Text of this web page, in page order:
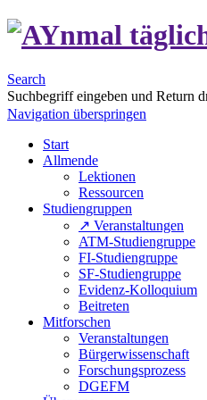
Search
Suchbegriff eingeben und Return
Navigation überspringen
Start
Allmende
Lektionen
Ressourcen
Studiengruppen
↗ Veranstaltungen
ATM-Studiengruppe
FI-Studiengruppe
SF-Studiengruppe
Evidenz-Kolloquium
Beitreten
Mitforschen
Veranstaltungen
Bürgerwissenschaft
Forschungsprozess
DGEFM